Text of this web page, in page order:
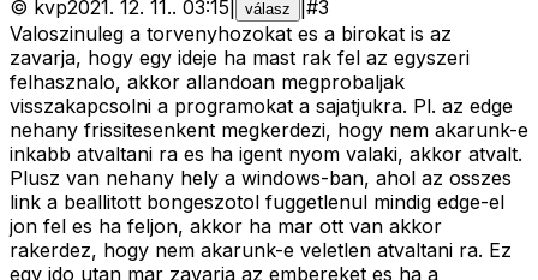
© kvp2021. 12. 11.. 03:15 válasz #3
Valoszinuleg a torvenyhozokat es a birokat is az
zavarja, hogy egy ideje ha mast rak fel az egyszeri
felhasznalo, akkor allandoan megprobaljak
visszakapcsolni a programokat a sajatjukra. Pl. az edge
nehany frissitesenkent megkerdezi, hogy nem akarunk-e
inkabb atvaltani ra es ha igent nyom valaki, akkor atvalt.
Plusz van nehany hely a windows-ban, ahol az osszes
link a beallitott bongeszotol fuggetlenul mindig edge-el
jon fel es ha feljon, akkor ha mar ott van akkor
rakerdez, hogy nem akarunk-e veletlen atvaltani ra. Ez
egy ido utan mar zavarja az embereket es ha a